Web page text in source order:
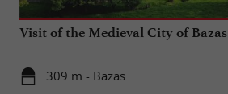
Visit of the Medieval City of Bazas
309 m - Bazas